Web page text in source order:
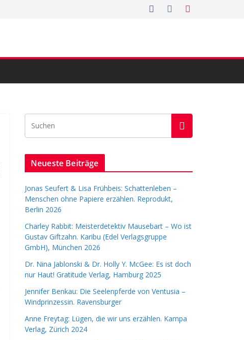
Neueste Beiträge
Jonas Seufert & Lisa Frühbeis: Schattenleben –
Menschen ohne Papiere erzählen. Reprodukt,
Berlin 2026
Charley Rabbit: Meisterdetektiv Mausebart – Wo ist
Gustav Giftzahn. Karibu (Edel Verlagsgruppe
GmbH), München 2026
Dr. Nina Jablonski & Dr. Holly Y. McGee: Es ist doch
nur Haut! Gratitude Verlag, Hamburg 2025
Jennifer Benkau: Die Seelenpferde von Ventusia –
Windprinzessin. Ravensburger
Anne Freytag: Lügen, die wir uns erzählen. Kampa
Verlag, Zürich 2024